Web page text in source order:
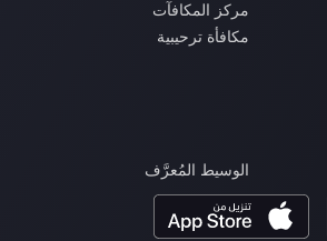
مركز المكافآت
مكافأة ترحيبية
الوسيط المُعرَّف